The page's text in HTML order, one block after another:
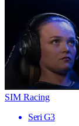
SIM Racing
Seri G3